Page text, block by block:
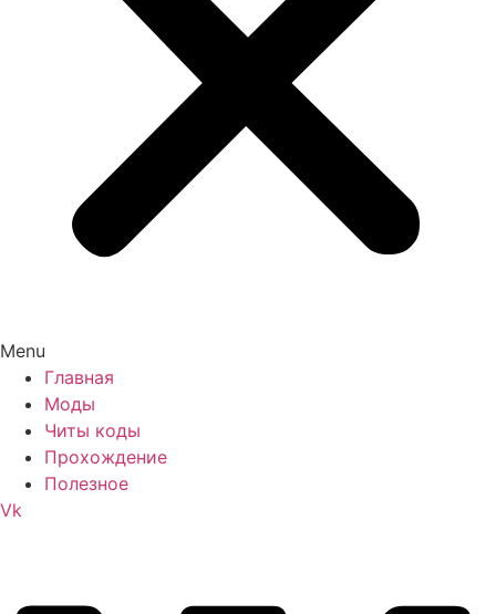
Menu
Главная
Моды
Читы коды
Прохождение
Полезное
Vk